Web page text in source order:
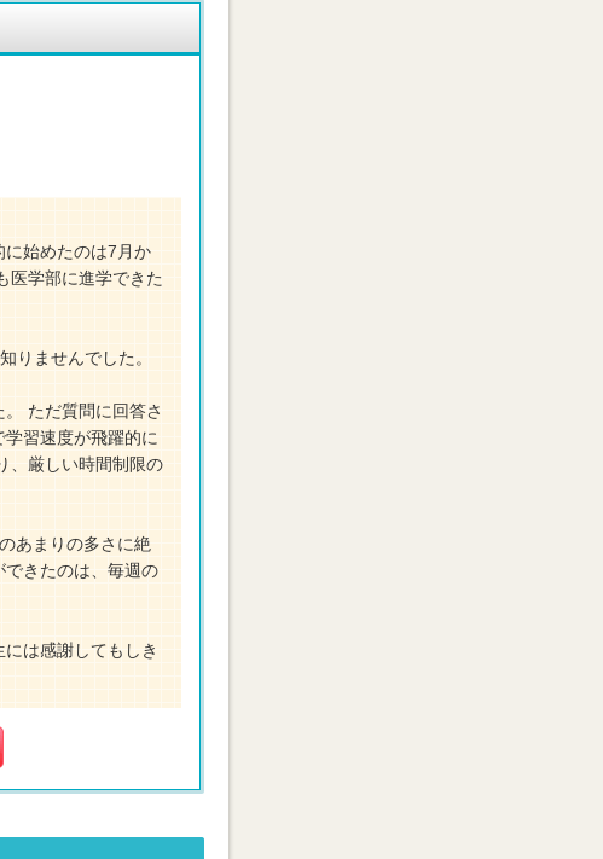
始めたのは7月か
医学部に進学できた
りませんでした。
ただ質問に回答さ
習速度が飛躍的に
、厳しい時間制限の
あまりの多さに絶
きたのは、毎週の
は感謝してもしき